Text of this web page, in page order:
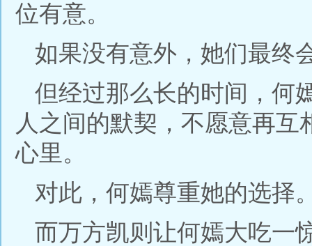
位有意。
如果没有意外，她们最终
但经过那么长的时间，何
人之间的默契，不愿意再
心里。
对此，何嫣尊重她的选择
而万方凯则让何嫣大吃一